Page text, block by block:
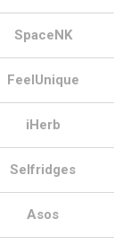
SpaceNK
FeelUnique
iHerb
Selfridges
Asos